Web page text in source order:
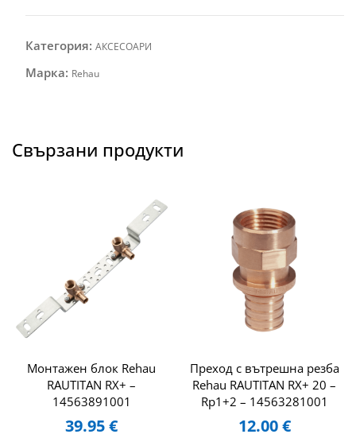
Категория: АКСЕСОАРИ
Марка: Rehau
Свързани продукти
Монтажен блок Rehau
RAUTITAN RX+ –
14563891001
39.95€
Преход с вътрешна резба
Rehau RAUTITAN RX+ 20 –
Rp1+2 – 14563281001
12.00€